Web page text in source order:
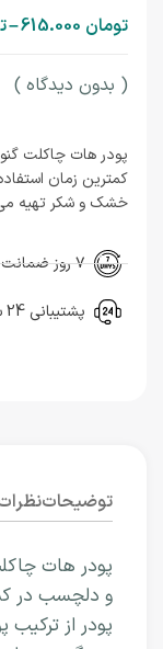
تومان –
( بدون دیدگاه )
پودر هات چاکلت
کمترین زمان
خشک و شکر تهیه می
کنید و از نوشیدن
بعنوان یکی از
می شود.
۷ روز ضمانت بازگشت
پشتیبانی 24 ساعته
توضیحاتنظرات
پودر هات
و دلچسب در
پودر از